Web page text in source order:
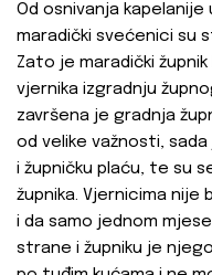
Od osnivanja kapelanije
maradički svećenici su
Zato je maradički
vjernika izgradnju
završena je gradnja
od velike važnosti,
i župničku plaću, te su
župnika. Vjernicima nije
i da samo jednom
strane i župniku je